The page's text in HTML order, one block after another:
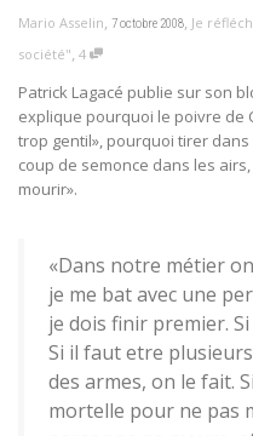
Mario Asselin, 7 octobre 2008, Je
société", 4
Patrick Lagacé publie sur son
explique pourquoi le poivre de
trop gentil», pourquoi tirer
coup de semonce dans les
mourir».
«Dans notre métier
je me bat avec une
je dois finir premier.
Si il faut etre
des armes, on le fait.
mortelle pour ne pas